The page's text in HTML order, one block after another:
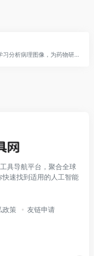
AI驱动的病理诊断平台，利用深度学习分析病理图像，为药物研发和临床诊断提供精确洞察。
具导航平台，聚合全球
速找到适用的人工智能
政策 友链申请